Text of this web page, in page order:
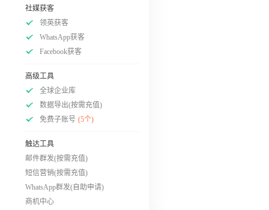
社媒获客
领英获客
WhatsApp获客
Facebook获客
高级工具
全球企业库
数据导出(按需充值)
免费子账号 (5个)
触达工具
邮件群发(按需充值)
短信营销(按需充值)
WhatsApp群发(自助申请)
商机中心